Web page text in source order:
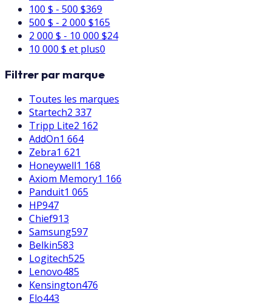
100 $ - 500 $369
500 $ - 2 000 $165
2 000 $ - 10 000 $24
10 000 $ et plus0
Filtrer par marque
Toutes les marques
Startech2 337
Tripp Lite2 162
AddOn1 664
Zebra1 621
Honeywell1 168
Axiom Memory1 166
Panduit1 065
HP947
Chief913
Samsung597
Belkin583
Logitech525
Lenovo485
Kensington476
Elo443